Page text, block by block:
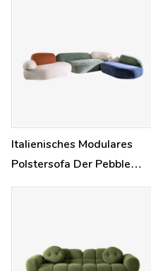
Italienisches Modulares
Polstersofa Der Pebble
Rubble-Serie